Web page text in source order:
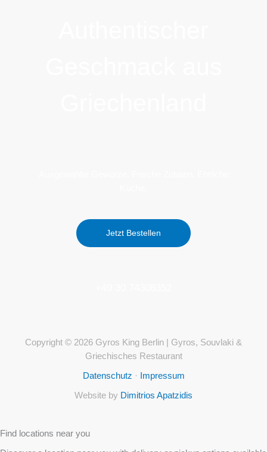
Jetzt Bestellen
Copyright © 2026 Gyros King Berlin | Gyros, Souvlaki &
Griechisches Restaurant
Datenschutz · Impressum
Website by Dimitrios Apatzidis
Find locations near you